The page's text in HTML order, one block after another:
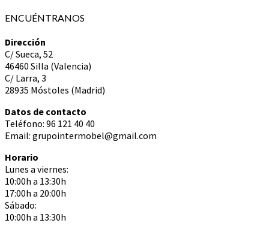
ENCUÉNTRANOS
Dirección
C/ Sueca, 52
46460 Silla (Valencia)
C/ Larra, 3
28935 Móstoles (Madrid)
Datos de contacto
Teléfono: 96 121 40 40
Email: grupointermobel@gmail.com
Horario
Lunes a viernes:
10:00h a 13:30h
17:00h a 20:00h
Sábado:
10:00h a 13:30h